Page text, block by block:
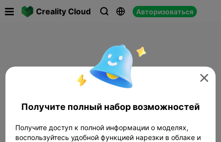
Creality Cloud   Авторизоваться

Получите полный набор возможностей
Получите доступ к полной информации о моделях,
воспользуйтесь удобной функцией нарезки в облаке и